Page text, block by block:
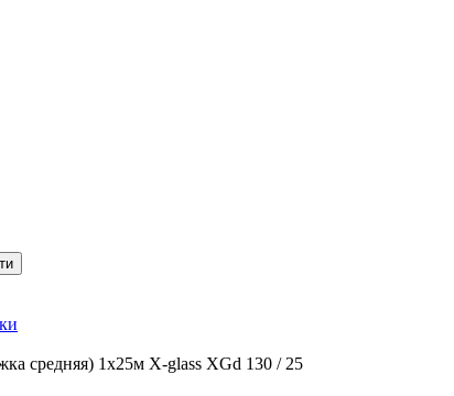
средняя) 1х25м X-glass XGd 130 / 25